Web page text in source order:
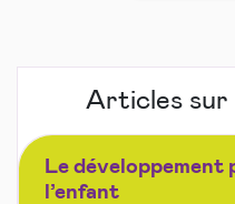
Articles sur
Le développement
l’enfant